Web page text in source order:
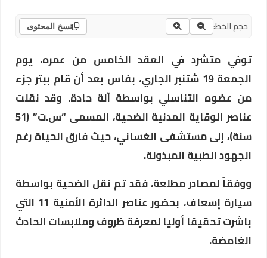
حجم الخط: نسخ المحتوى
توفي متشرد في العقد الخامس من عمره، يوم
الجمعة 19 شتنبر الجاري، بفاس بعد أن قام ببتر جزء
من عضوه التناسلي بواسطة آلة حادة. وقد نقلت
عناصر الوقاية المدنية الضحية، المسمى “س.ت” (51
سنة)، إلى مستشفى الغساني، حيث فارق الحياة رغم
الجهود الطبية المبذولة.
ووفقاً لمصادر مطلعة، فقد تم نقل الضحية بواسطة
سيارة إسعاف، بحضور عناصر الدائرة الأمنية 11 التي
باشرت تحقيقا أوليا لمعرفة ظروف وملابسات الحادث
الغامضة.